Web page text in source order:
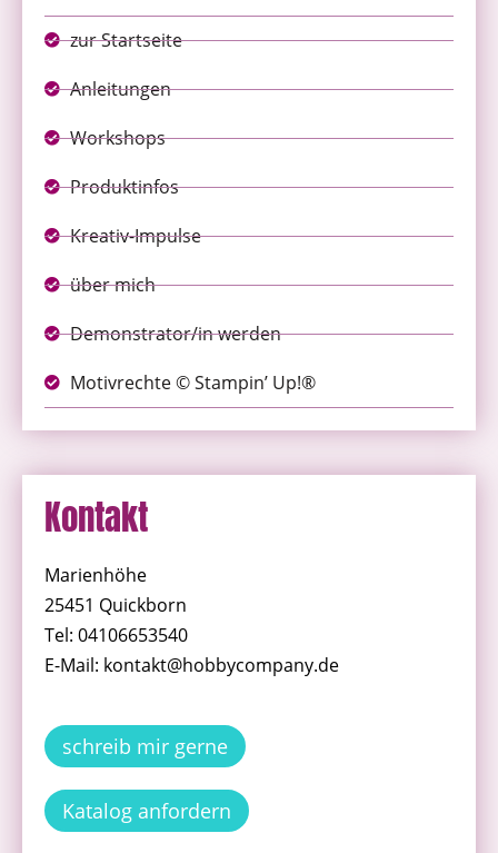
zur Startseite
Anleitungen
Workshops
Produktinfos
Kreativ-Impulse
über mich
Demonstrator/in werden
Motivrechte © Stampin’ Up!®
Kontakt
Marienhöhe
25451 Quickborn
Tel: 04106653540
E-Mail: kontakt@hobbycompany.de
schreib mir gerne
Katalog anfordern